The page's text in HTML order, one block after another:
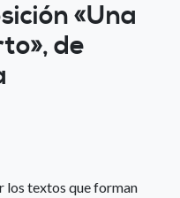
«Una
de
los textos que forman